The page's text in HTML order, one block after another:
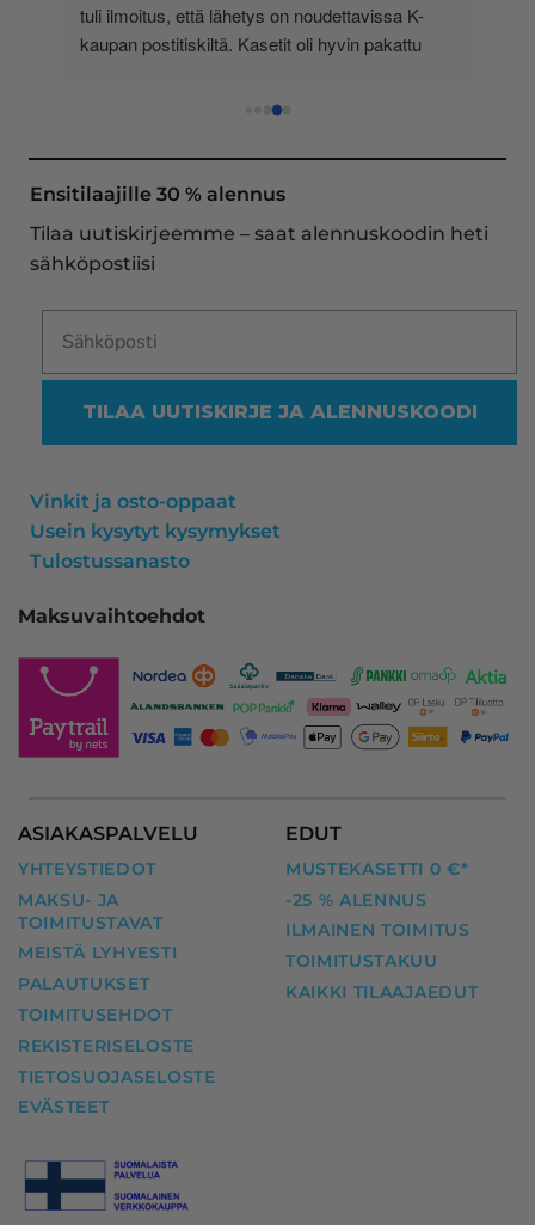
noudettavissa K-
oli hyvin pakattu
edullisin - ja sitä se on edelleen.
selkeää ja helppoa, valikoima on
asiakaspalvelu todella ripeää (s-postin
oli noudettavissa postin lokerosta
näe mitään syytä vaihtaa toimittajaa.
ollut mitään moitittavaa! Lämmin
Ensitilaajille 30 % alennus
Tilaa uutiskirjeemme – saat alennuskoodin heti
sähköpostiisi
TILAA UUTISKIRJE JA ALENNUSKOODI
Vinkit ja osto-oppaat
Usein kysytyt kysymykset
Tulostussanasto
Maksuvaihtoehdot
ASIAKASPALVELU
YHTEYSTIEDOT
MAKSU- JA
TOIMITUSTAVAT
MEISTÄ LYHYESTI
PALAUTUKSET
TOIMITUSEHDOT
REKISTERISELOSTE
TIETOSUOJASELOSTE
EVÄSTEET
EDUT
MUSTEKASETTI 0 €*
-25 % ALENNUS
ILMAINEN TOIMITUS
TOIMITUSTAKUU
KAIKKI TILAAJAEDUT